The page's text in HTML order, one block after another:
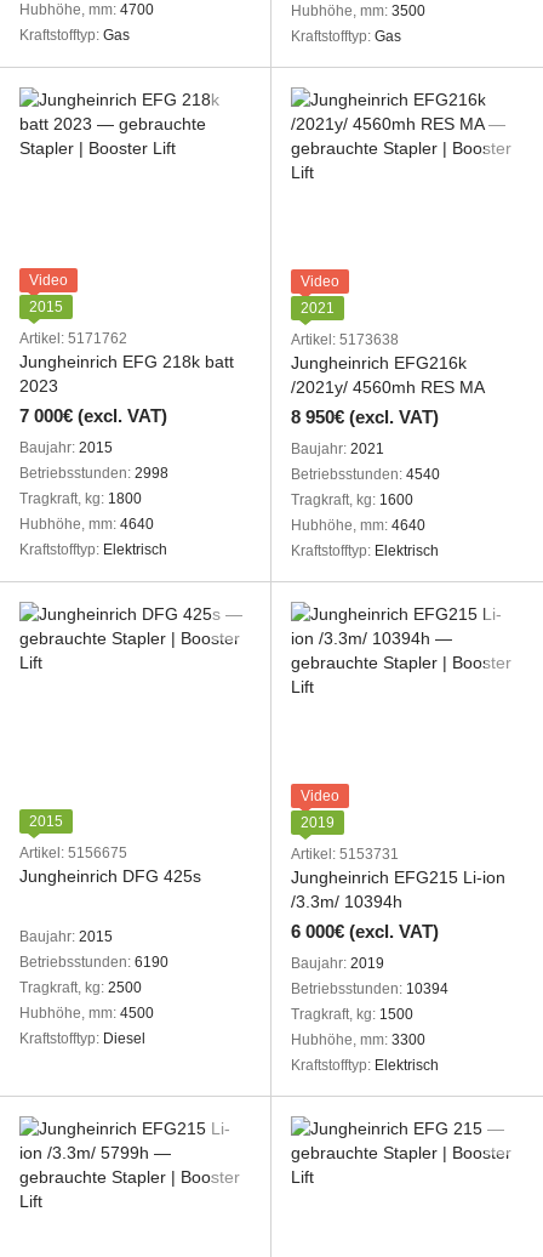
Hubhöhe, mm 4700
Kraftstofftyp Gas
Hubhöhe, mm 3500
Kraftstofftyp Gas
Video
2015
Artikel: 5171762
Jungheinrich EFG 218k batt
2023
7 000€ (excl. VAT)
Baujahr 2015
Betriebsstunden 2998
Tragkraft, kg 1800
Hubhöhe, mm 4640
Kraftstofftyp
Elektrisch
Video
2021
Artikel: 5173638
Jungheinrich EFG216k
/2021y/ 4560mh RES MA
8 950€ (excl. VAT)
Baujahr 2021
Betriebsstunden 4540
Tragkraft, kg 1600
Hubhöhe, mm 4640
Kraftstofftyp
Elektrisch
2015
Artikel: 5156675
Jungheinrich DFG 425s
Baujahr 2015
Betriebsstunden 6190
Tragkraft, kg 2500
Hubhöhe, mm 4500
Kraftstofftyp
Diesel
Video
2019
Artikel: 5153731
Jungheinrich EFG215 Li-ion
/3.3m/ 10394h
6 000€ (excl. VAT)
Baujahr 2019
Betriebsstunden 10394
Tragkraft, kg 1500
Hubhöhe, mm 3300
Kraftstofftyp
Elektrisch